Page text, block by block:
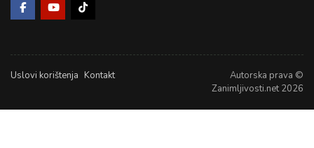
Uslovi korištenja Kontakt
Autorska prava ©
Zanimljivosti.net 2026